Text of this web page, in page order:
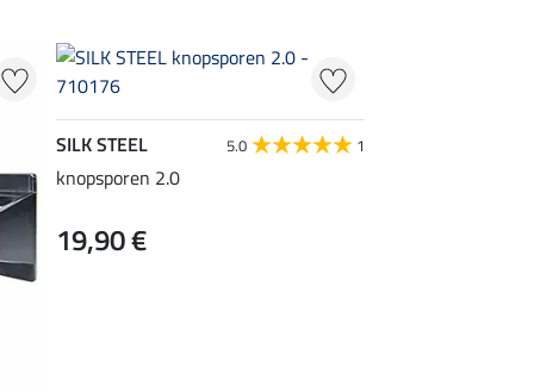
SILK STEEL 5.0 1
knopsporen 2.0
19,90 €